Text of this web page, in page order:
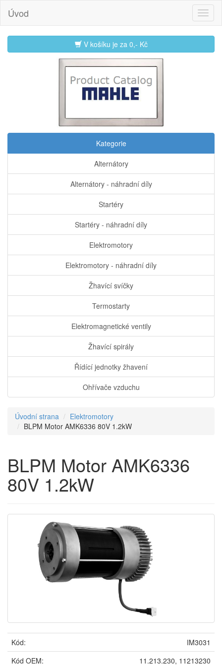
Úvod
V košíku je za 0,- Kč
Kategorie
Alternátory
Alternátory - náhradní díly
Startéry
Startéry - náhradní díly
Elektromotory
Elektromotory - náhradní díly
Žhavící svíčky
Termostarty
Elektromagnetické ventily
Žhavící spirály
Řídící jednotky žhavení
Ohřívače vzduchu
Úvodní strana
Elektromotory
BLPM Motor AMK6336 80V 1.2kW
BLPM Motor AMK6336
80V 1.2kW
Kód:
IM3031
Kód OEM:
11.213.230, 11213230